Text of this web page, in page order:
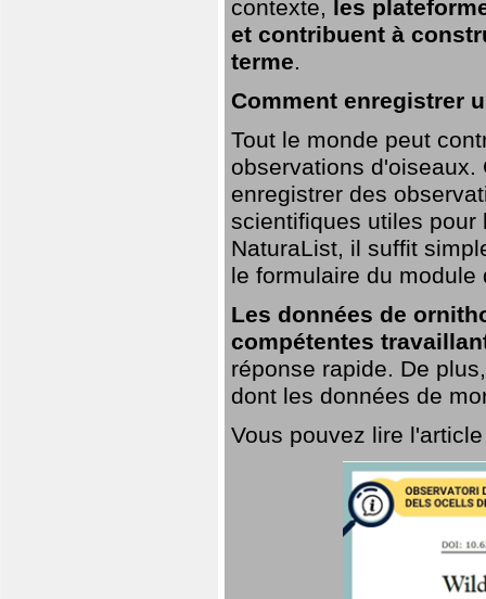
contexte, les
et contribuent à
terme.
Comment enregistrer
Tout le monde peut
observations
enregistrer des
scientifiques utiles pour
NaturaList, il suffit
le formulaire du module
Les données de
compétentes
réponse rapide. De
dont les données de
Vous pouvez lire